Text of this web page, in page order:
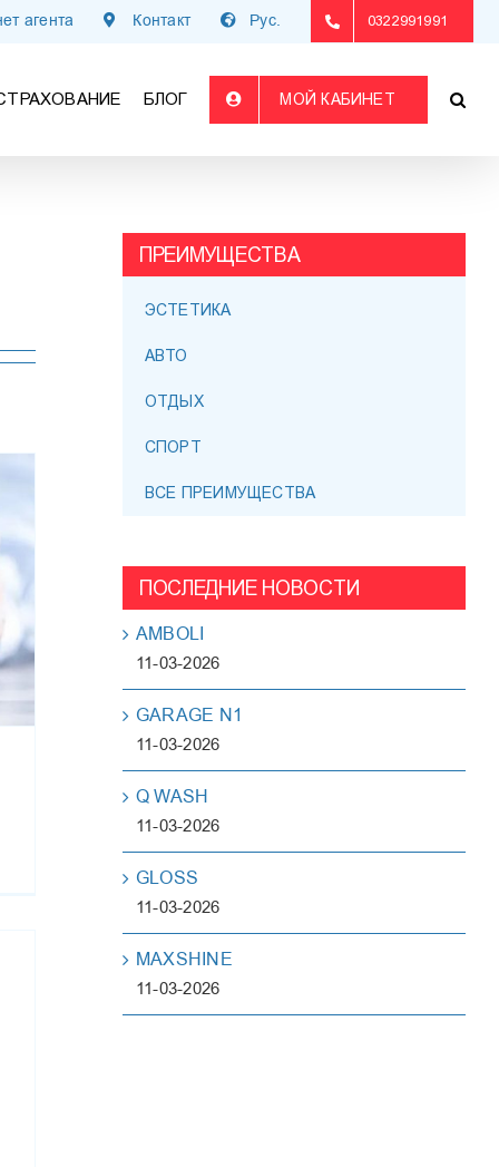
агента Контакт Рус. 0322991991
БЛОГ МОЙ КАБИНЕТ
ПРЕИМУЩЕСТВА
ЭСТЕТИКА
АВТО
ОТДЫХ
СПОРТ
ВСЕ ПРЕИМУЩЕСТВА
ПОСЛЕДНИЕ НОВОСТИ
AMBOLI
11-03-2026
GARAGE N1
11-03-2026
Q WASH
11-03-2026
GLOSS
11-03-2026
MAXSHINE
11-03-2026